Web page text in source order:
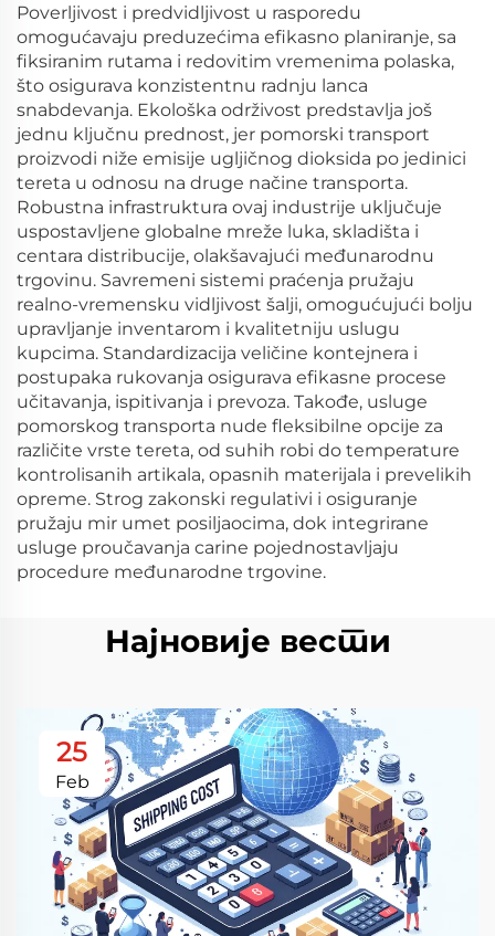
Poverljivost i predvidljivost u rasporedu
omogućavaju preduzećima efikasno planiranje, sa
fiksiranim rutama i redovitim vremenima polaska,
što osigurava konzistentnu radnju lanca
snabdevanja. Ekološka održivost predstavlja još
jednu ključnu prednost, jer pomorski transport
proizvodi niže emisije ugljičnog dioksida po jedinici
tereta u odnosu na druge načine transporta.
Robustna infrastruktura ovaj industrije uključuje
uspostavljene globalne mreže luka, skladišta i
centara distribucije, olakšavajući međunarodnu
trgovinu. Savremeni sistemi praćenja pružaju
realno-vremensku vidljivost šalji, omogućujući bolju
upravljanje inventarom i kvalitetniju uslugu
kupcima. Standardizacija veličine kontejnera i
postupaka rukovanja osigurava efikasne procese
učitavanja, ispitivanja i prevoza. Takođe, usluge
pomorskog transporta nude fleksibilne opcije za
različite vrste tereta, od suhih robi do temperature
kontrolisanih artikala, opasnih materijala i prevelikih
opreme. Strog zakonski regulativi i osiguranje
pružaju mir umet posiljaocima, dok integrirane
usluge proučavanja carine pojednostavljaju
procedure međunarodne trgovine.
Најновије вести
25
Feb